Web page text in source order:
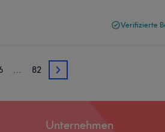
Verifizierte
… 82 76
Unternehmen